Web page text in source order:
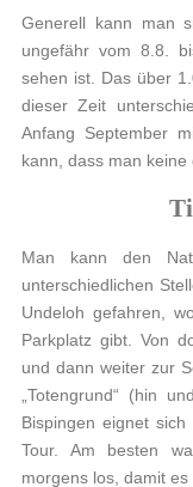
Generell kann man
ungefähr vom 8.8.
sehen ist. Das über
dieser Zeit
Anfang September
kann, dass man
Man kann den
unterschiedlichen
Undeloh gefahren,
Parkplatz gibt. Von
und dann weiter zur
„Totengrund“ (hin
Bispingen eignet
Tour. Am besten
morgens los, damit es